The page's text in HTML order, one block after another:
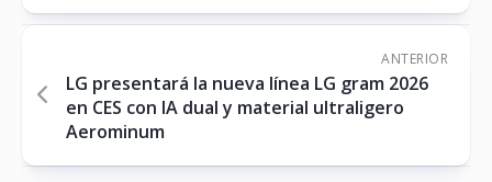
ANTERIOR
LG presentará la nueva línea LG gram 2026
en CES con IA dual y material ultraligero
Aerominum